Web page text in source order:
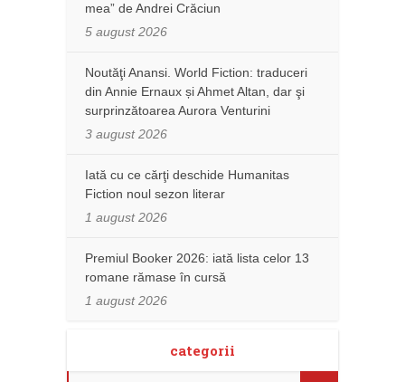
mea” de Andrei Crăciun
5 august 2026
Noutăţi Anansi. World Fiction: traduceri
din Annie Ernaux și Ahmet Altan, dar şi
surprinzătoarea Aurora Venturini
3 august 2026
Iată cu ce cărţi deschide Humanitas
Fiction noul sezon literar
1 august 2026
Premiul Booker 2026: iată lista celor 13
romane rămase în cursă
1 august 2026
categorii